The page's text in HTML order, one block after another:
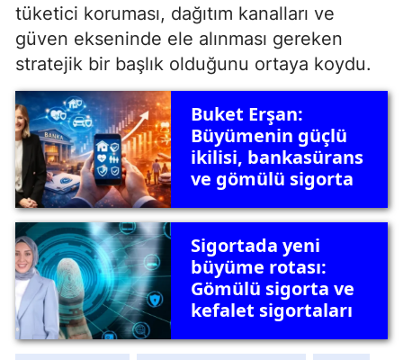
tüketici koruması, dağıtım kanalları ve
güven ekseninde ele alınması gereken
stratejik bir başlık olduğunu ortaya koydu.
Buket Erşan:
Büyümenin güçlü
ikilisi, bankasürans
ve gömülü sigorta
Sigortada yeni
büyüme rotası:
Gömülü sigorta ve
kefalet sigortaları